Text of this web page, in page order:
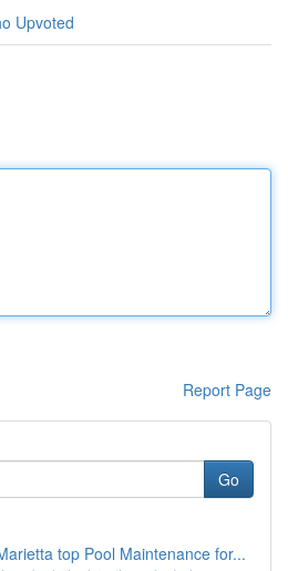
Upvoted
Report Page
Go
top Pool Maintenance for...